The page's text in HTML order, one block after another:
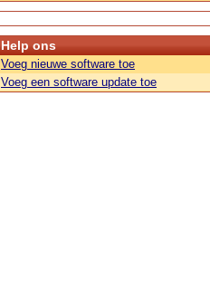
Help ons
Voeg nieuwe software toe
Voeg een software update toe